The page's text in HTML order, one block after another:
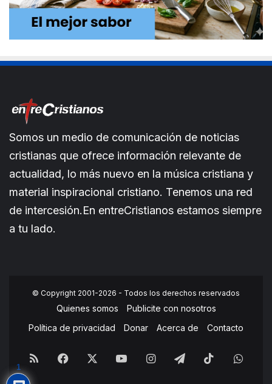
Somos un medio de comunicación de noticias
cristianas que ofrece información relevante de
actualidad, lo más nuevo en la música cristiana y
material inspiracional cristiano. Tenemos una red
de intercesión.En entreCristianos estamos siempre
a tu lado.
© Copyright 2001-2026 - Todos los derechos reservados
Quienes somos
Publicite con nosotros
Política de privacidad
Donar Acerca de Contacto
RSS Facebook YouTubeInstagramTelegramTikTok
1